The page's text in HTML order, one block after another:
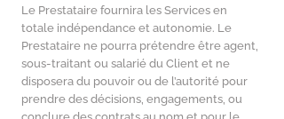
Le Prestataire fournira les Services en
totale indépendance et autonomie. Le
Prestataire ne pourra prétendre être agent,
sous-traitant ou salarié du Client et ne
disposera du pouvoir ou de l’autorité pour
prendre des décisions, engagements, ou